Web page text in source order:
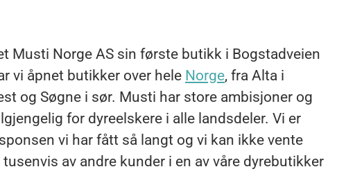
Musti Norge AS sin første butikk i Bogstadveien
vi åpnet butikker over hele Norge, fra Alta i
og Søgne i sør. Musti har store ambisjoner og
for dyreelskere i alle landsdeler. Vi er
vi har fått så langt og vi kan ikke vente
av andre kunder i en av våre dyrebutikker